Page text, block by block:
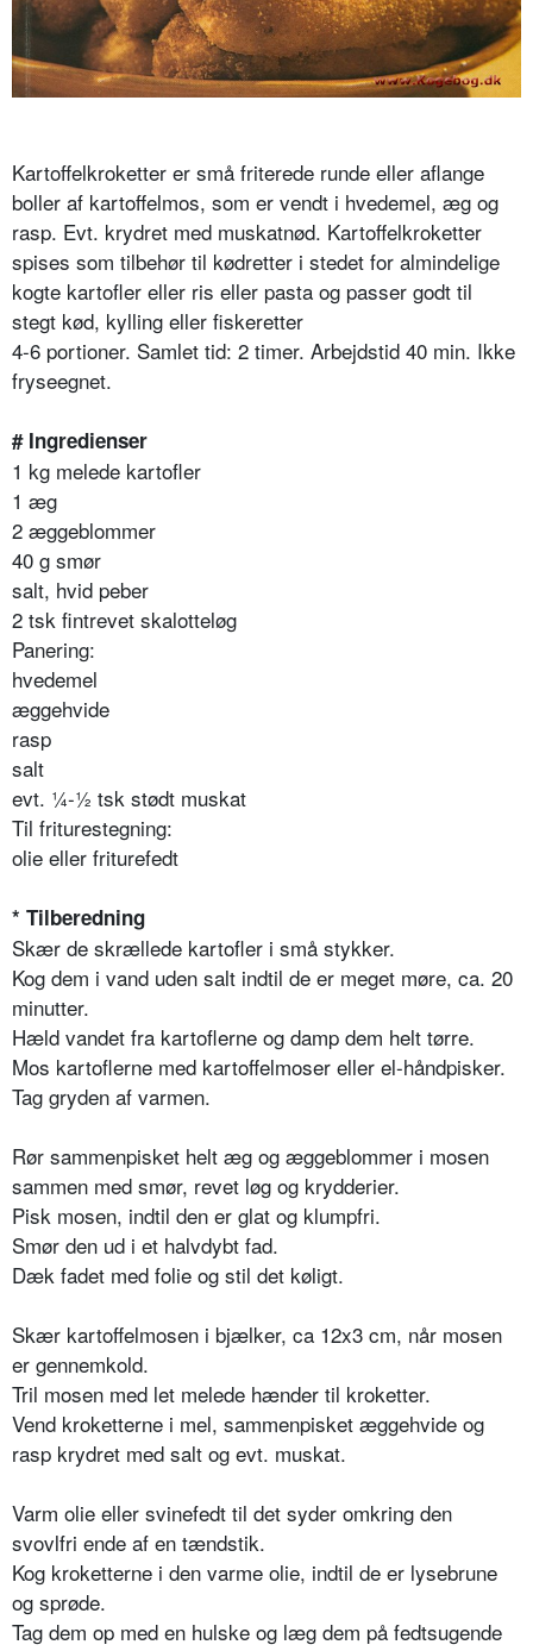
Kartoffelkroketter er små friterede runde eller aflange
boller af kartoffelmos, som er vendt i hvedemel, æg og
rasp. Evt. krydret med muskatnød. Kartoffelkroketter
spises som tilbehør til kødretter i stedet for almindelige
kogte kartofler eller ris eller pasta og passer godt til
stegt kød, kylling eller fiskeretter
4-6 portioner. Samlet tid: 2 timer. Arbejdstid 40 min. Ikke
fryseegnet.
# Ingredienser
1 kg melede kartofler
1 æg
2 æggeblommer
40 g smør
salt, hvid peber
2 tsk fintrevet skalotteløg
Panering:
hvedemel
æggehvide
rasp
salt
evt. ¼-½ tsk stødt muskat
Til friturestegning:
olie eller friturefedt
* Tilberedning
Skær de skrællede kartofler i små stykker.
Kog dem i vand uden salt indtil de er meget møre, ca. 20
minutter.
Hæld vandet fra kartoflerne og damp dem helt tørre.
Mos kartoflerne med kartoffelmoser eller el-håndpisker.
Tag gryden af varmen.
Rør sammenpisket helt æg og æggeblommer i mosen
sammen med smør, revet løg og krydderier.
Pisk mosen, indtil den er glat og klumpfri.
Smør den ud i et halvdybt fad.
Dæk fadet med folie og stil det køligt.
Skær kartoffelmosen i bjælker, ca 12x3 cm, når mosen
er gennemkold.
Tril mosen med let melede hænder til kroketter.
Vend kroketterne i mel, sammenpisket æggehvide og
rasp krydret med salt og evt. muskat.
Varm olie eller svinefedt til det syder omkring den
svovlfri ende af en tændstik.
Kog kroketterne i den varme olie, indtil de er lysebrune
og sprøde.
Tag dem op med en hulske og læg dem på fedtsugende